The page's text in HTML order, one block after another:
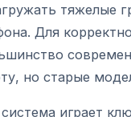
тяжелые
Для
но старые
играет